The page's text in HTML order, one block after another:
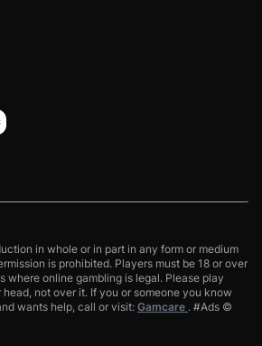
in whole or in part in any form or medium
is prohibited. Players must be 18 or over
where online gambling is legal. Please play
not over it. If you or someone you know
wants help, call or visit: Gamcare . #Ads ©